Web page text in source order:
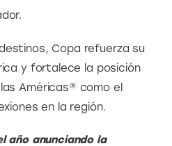
Copa refuerza su
y fortalece la posición
Américas® como el
en la región.
año anunciando la